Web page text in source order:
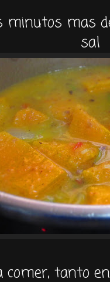
minutos mas
sal
comer, tanto